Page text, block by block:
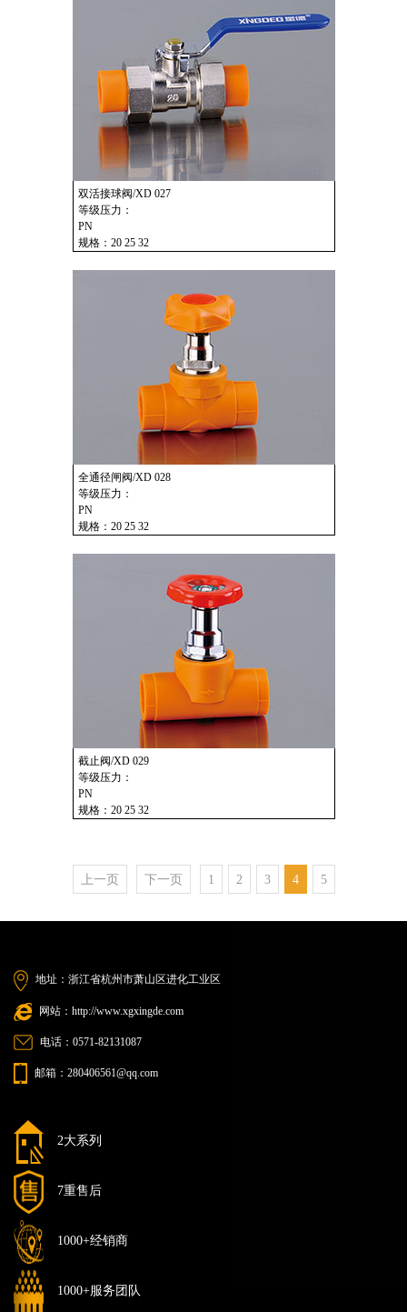
双活接球阀/XD 027
等级压力：
PN
规格：20 25 32
全通径闸阀/XD 028
等级压力：
PN
规格：20 25 32
截止阀/XD 029
等级压力：
PN
规格：20 25 32
上一页 下一页 1 2 3 4 5
地址：浙江省杭州市萧山区进化工业区
网站：http://www.xgxingde.com
电话：0571-82131087
邮箱：280406561@qq.com
2大系列
7重售后
1000+经销商
1000+服务团队